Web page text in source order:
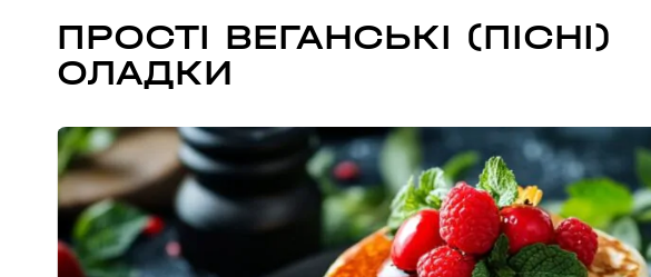
КОТОВСЬКОГО)
«ОСТРІВ»)
Одеська обл., Україна
ПРОСТІ ВЕГАНСЬКІ (ПІСНІ)
ОЛАДКИ